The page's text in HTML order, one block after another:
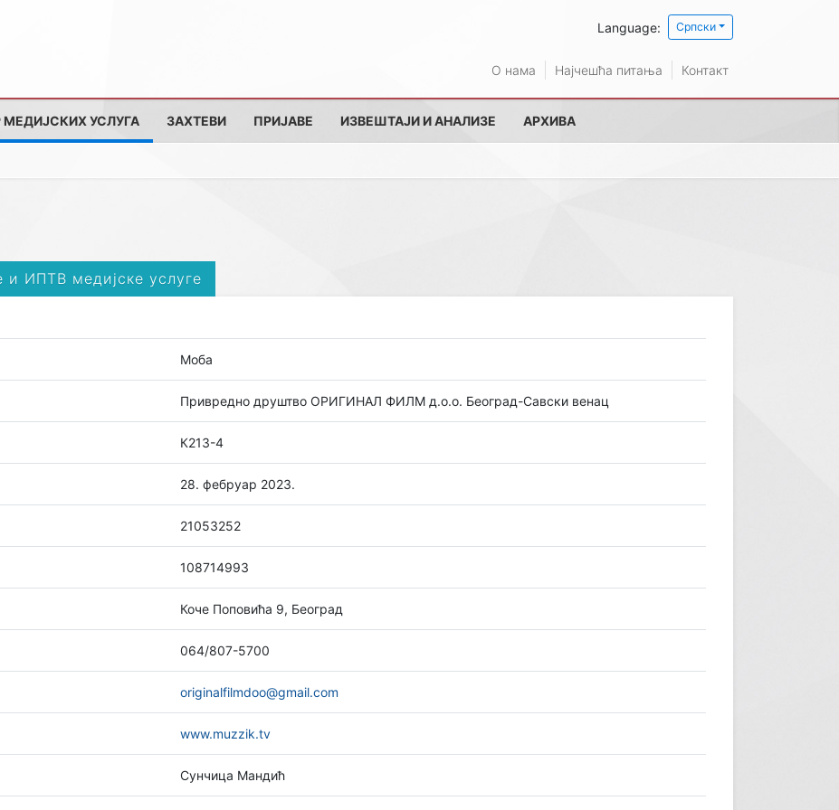
Language: Српски
О нама Најчешћа питања Контакт
МЕДИЈСКИХ УСЛУГА ЗАХТЕВИ ПРИЈАВЕ ИЗВЕШТАЈИ И АНАЛИЗЕ АРХИВА
и ИПТВ медијске услуге
Моба
Привредно друштво ОРИГИНАЛ ФИЛМ д.о.о. Београд-Савски венац
К213-4
28. фебруар 2023.
21053252
108714993
Коче Поповића 9, Београд
064/807-5700
originalfilmdoo@gmail.com
www.muzzik.tv
Сунчица Мандић